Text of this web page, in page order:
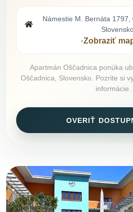
Námestie M. Bernáta 1797,
•Zobraziť
Apartmán Oščadnica ponúka
Oščadnica, Slovensko. Pozrite si
informácie.
OVERIŤ